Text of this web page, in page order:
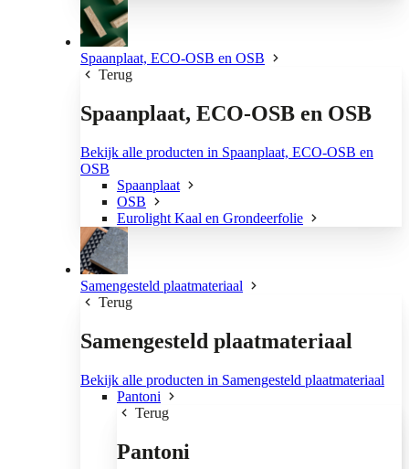
Spaanplaat, ECO-OSB en OSB
Terug
Spaanplaat, ECO-OSB en OSB
Bekijk alle producten in Spaanplaat, ECO-OSB en
OSB
Spaanplaat
OSB
Eurolight Kaal en Grondeerfolie
Samengesteld plaatmateriaal
Terug
Samengesteld plaatmateriaal
Bekijk alle producten in Samengesteld plaatmateriaal
Pantoni
Terug
Pantoni